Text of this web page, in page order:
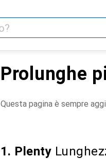
Prolunghe
Questa pagina è sempre
1. Plenty